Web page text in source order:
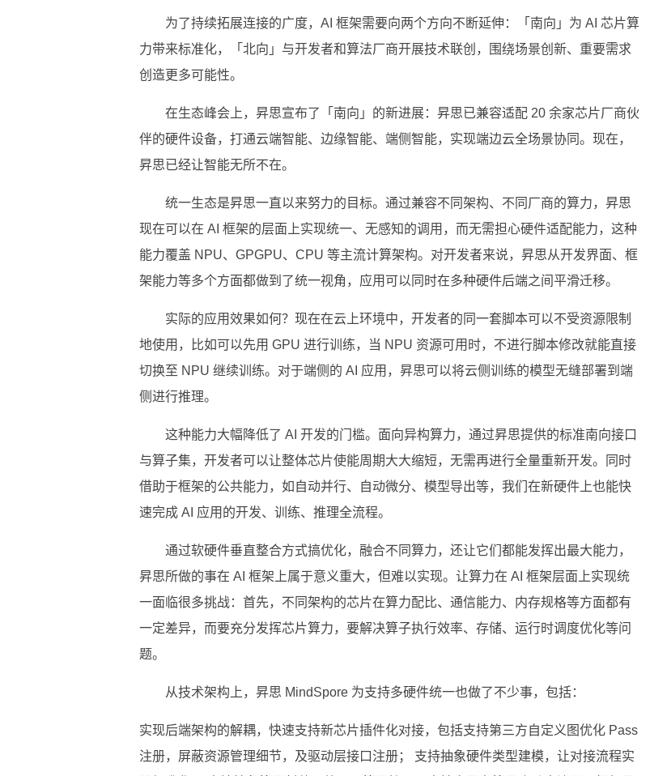
为了持续拓展连接的广度，AI 框架需要向两个方向不断延伸：「南向」为 AI 芯片算
力带来标准化，「北向」与开发者和算法厂商开展技术联创，围绕场景创新、重要需求
创造更多可能性。
在生态峰会上，昇思宣布了「南向」的新进展：昇思已兼容适配 20 余家芯片厂商伙
伴的硬件设备，打通云端智能、边缘智能、端侧智能，实现端边云全场景协同。现在，
昇思已经让智能无所不在。
统一生态是昇思一直以来努力的目标。通过兼容不同架构、不同厂商的算力，昇思
现在可以在 AI 框架的层面上实现统一、无感知的调用，而无需担心硬件适配能力，这种
能力覆盖 NPU、GPGPU、CPU 等主流计算架构。对开发者来说，昇思从开发界面、框
架能力等多个方面都做到了统一视角，应用可以同时在多种硬件后端之间平滑迁移。
实际的应用效果如何？现在在云上环境中，开发者的同一套脚本可以不受资源限制
地使用，比如可以先用 GPU 进行训练，当 NPU 资源可用时，不进行脚本修改就能直接
切换至 NPU 继续训练。对于端侧的 AI 应用，昇思可以将云侧训练的模型无缝部署到端
侧进行推理。
这种能力大幅降低了 AI 开发的门槛。面向异构算力，通过昇思提供的标准南向接口
与算子集，开发者可以让整体芯片使能周期大大缩短，无需再进行全量重新开发。同时
借助于框架的公共能力，如自动并行、自动微分、模型导出等，我们在新硬件上也能快
速完成 AI 应用的开发、训练、推理全流程。
通过软硬件垂直整合方式搞优化，融合不同算力，还让它们都能发挥出最大能力，
昇思所做的事在 AI 框架上属于意义重大，但难以实现。让算力在 AI 框架层面上实现统
一面临很多挑战：首先，不同架构的芯片在算力配比、通信能力、内存规格等方面都有
一定差异，而要充分发挥芯片算力，要解决算子执行效率、存储、运行时调度优化等问
题。
从技术架构上，昇思 MindSpore 为支持多硬件统一也做了不少事，包括：
实现后端架构的解耦，快速支持新芯片插件化对接，包括支持第三方自定义图优化 Pass
注册，屏蔽资源管理细节，及驱动层接口注册； 支持抽象硬件类型建模，让对接流程实